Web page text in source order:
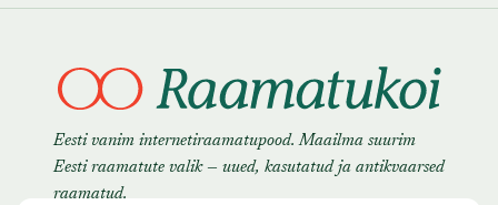
Eesti vanim internetiraamatupood. Maailma suurim
Eesti raamatute valik — uued, kasutatud ja antikvaarsed
raamatud.